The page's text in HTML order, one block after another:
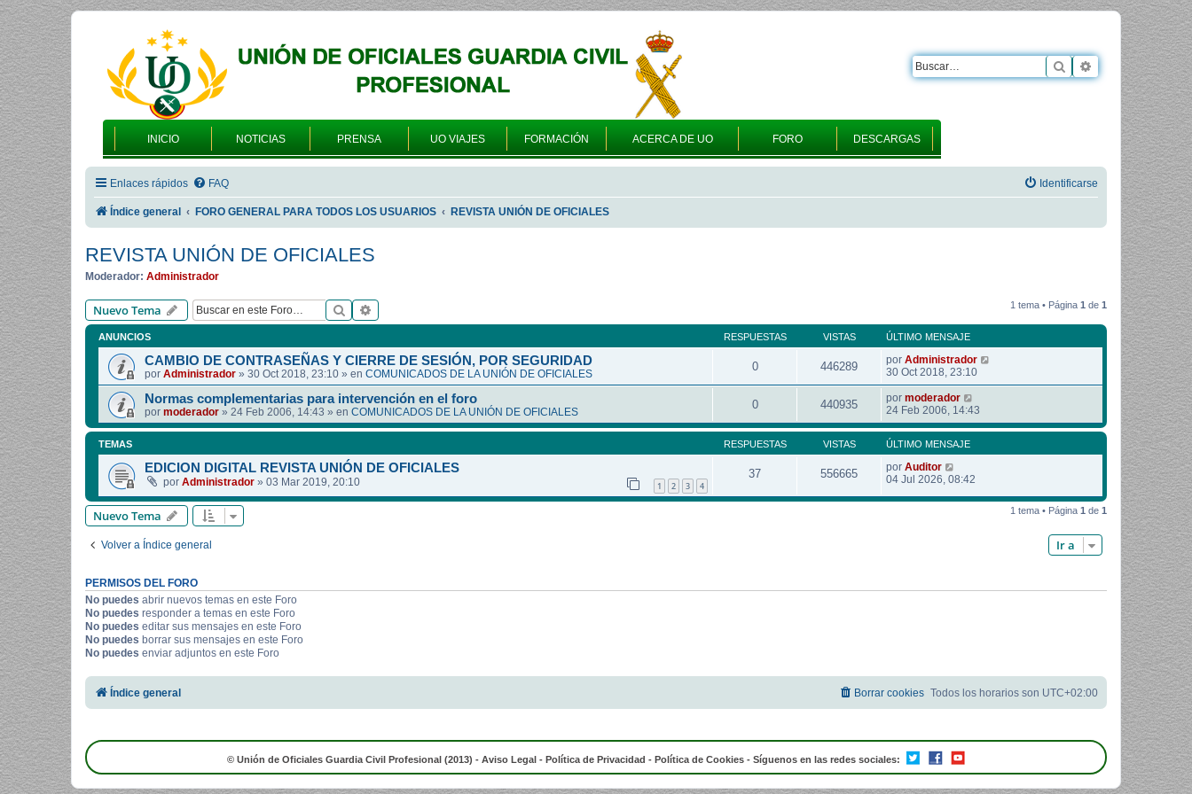
INICIO NOTICIAS PRENSA UO VIAJES FORMACIÓN ACERCA DE UO FORO DESCARGAS
Buscar Búsqueda
Enlaces rápidos FAQ Identificarse
Índice general FORO GENERAL PARA TODOS LOS USUARIOS REVISTA UNIÓN DE OFICIALES
REVISTA UNIÓN DE OFICIALES
Moderador: Administrador
Nuevo Tema Buscar 1 tema • Página 1 de 1
ANUNCIOS RESPUESTAS VISTAS ÚLTIMO MENSAJE
CAMBIO DE CONTRASEÑAS Y CIERRE DE SESIÓN, POR SEGURIDAD
por Administrador » 30 Oct 2018, 23:10 » en COMUNICADOS DE LA UNIÓN DE OFICIALES
0 446289 por Administrador
30 Oct 2018, 23:10
Normas complementarias para intervención en el foro
por moderador » 24 Feb 2006, 14:43 » en COMUNICADOS DE LA UNIÓN DE OFICIALES
0 440935 por moderador
24 Feb 2006, 14:43
TEMAS RESPUESTAS VISTAS ÚLTIMO MENSAJE
EDICION DIGITAL REVISTA UNIÓN DE OFICIALES
por Administrador » 03 Mar 2019, 20:10 1 2 3 4
37 556665 por Auditor
04 Jul 2026, 08:42
Nuevo Tema 1 tema • Página 1 de 1
Volver a Índice general Ir a
PERMISOS DEL FORO
No puedes abrir nuevos temas en este Foro
No puedes responder a temas en este Foro
No puedes editar sus mensajes en este Foro
No puedes borrar sus mensajes en este Foro
No puedes enviar adjuntos en este Foro
Índice general Todos los horarios son UTC+02:00
Borrar cookies
© Unión de Oficiales Guardia Civil Profesional (2013) - Aviso Legal - Política de Privacidad - Política de Cookies - Síguenos en las redes sociales: